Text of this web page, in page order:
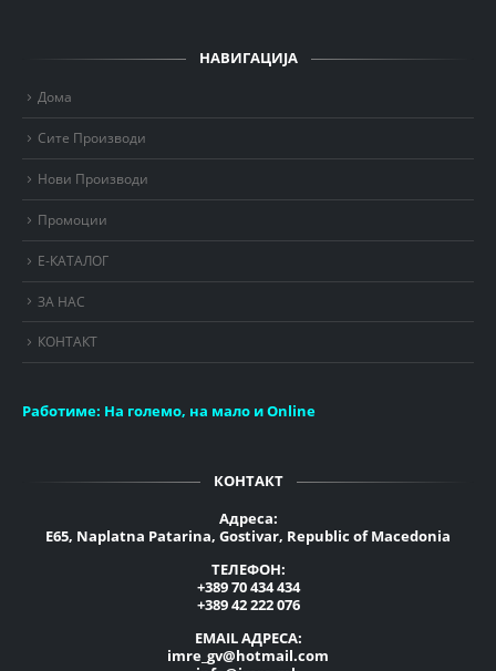
НАВИГАЦИЈА
Дома
Сите Производи
Нови Производи
Промоции
Е-КАТАЛОГ
ЗА НАС
КОНТАКТ
Работиме: На големо, на мало и Online
КОНТАКТ
Адреса:
E65, Naplatna Patarina, Gostivar, Republic of Macedonia
ТЕЛЕФОН:
+389 70 434 434
+389 42 222 076
EMAIL АДРЕСА:
imre_gv@hotmail.com